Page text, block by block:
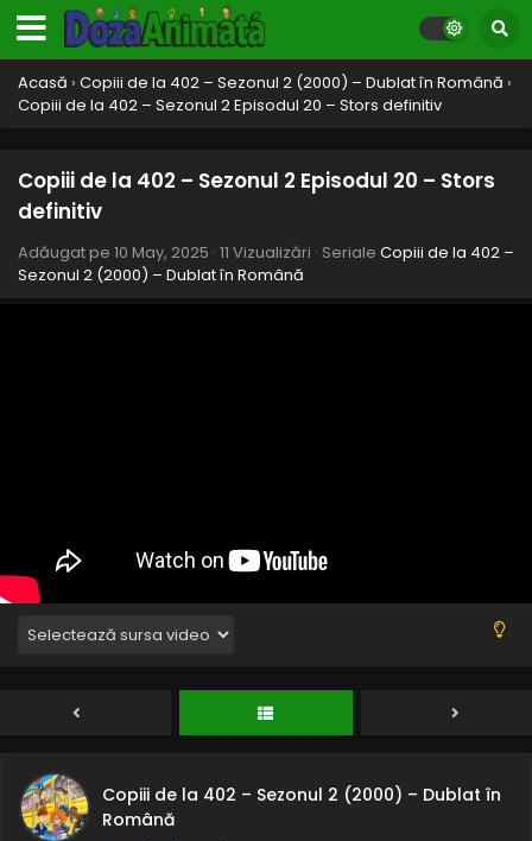
Acasă › Copiii de la 402 – Sezonul 2 (2000) – Dublat în Română ›
Copiii de la 402 – Sezonul 2 Episodul 20 – Stors definitiv
Copiii de la 402 – Sezonul 2 Episodul 20 – Stors
definitiv
Adăugat pe 10 May, 2025 · 11 Vizualizări · Seriale Copiii de la 402 –
Sezonul 2 (2000) – Dublat în Română
Copiii de la 402 – Sezonul 2 (2000) – Dublat în
Română
Copiii de la 402 – Sezonul 2 Episodul 28 – Un IQ
mare
Copiii de la 402 – Sezonul 2 Episodul 27 – Crezi
sau nu crezi
Copiii de la 402 – Sezonul 2 Episodul 23 – Nu
schimbăm nu returnăm
Copiii de la 402 – Sezonul 2 Episodul 22 – Îți
pierzi răsuflarea